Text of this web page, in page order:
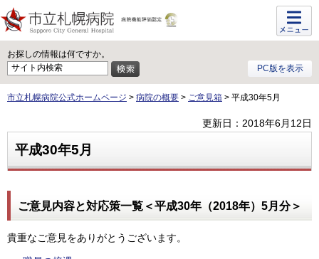
お探しの情報は何ですか。
PC版を表示
メニュ
ー
市立札幌病院公式ホームページ > 病院の概要 > ご意見箱 > 平成30年5月
更新日：2018年6月12日
平成30年5月
ご意見内容と対応策一覧＜平成30年（2018年）5月分＞
貴重なご意見をありがとうございます。